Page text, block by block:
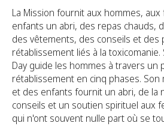
La Mission fournit aux hommes,
enfants un abri, des repas chauds,
des vêtements, des conseils et des
rétablissement liés à la
Day guide les hommes à travers un
rétablissement en cinq phases.
et des enfants fournit un abri, de la
conseils et un soutien spirituel aux
qui n'ont souvent nulle part où se